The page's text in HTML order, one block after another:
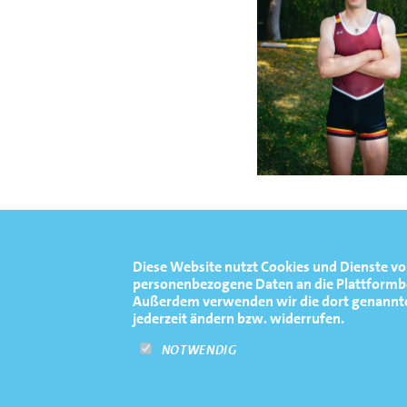
Diese Website nutzt Cookies und Dienste
personenbezogene Daten an die
Außerdem verwenden wir die dort
jederzeit ändern bzw. widerrufen.
NOTWENDIG